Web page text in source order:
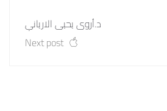
د.أروى يحيى الارياني
Next post